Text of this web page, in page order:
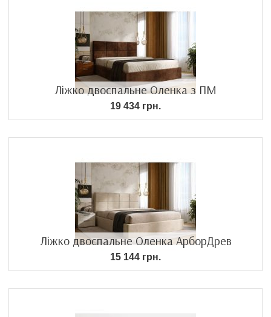
Ліжко двоспальне Оленка з ПМ
19 434 грн.
Ліжко двоспальне Оленка АрборДрев
15 144 грн.